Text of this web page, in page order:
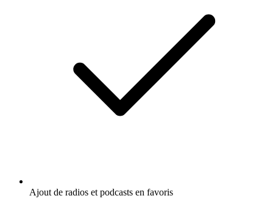
Ajout de radios et podcasts en favoris